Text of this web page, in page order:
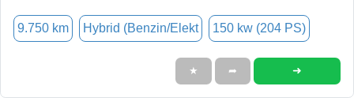
9.750 km Hybrid (Benzin/Elekt 150 kw (204 PS)
★ ➦ ➜